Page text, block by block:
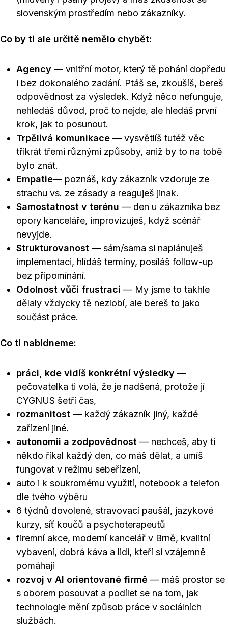
slovenským prostředím nebo zákazníky.
Co by ti ale určitě nemělo chybět:
Agency — vnitřní motor, který tě pohání dopředu
i bez dokonalého zadání. Ptáš se, zkoušíš, bereš
odpovědnost za výsledek. Když něco nefunguje,
nehledáš důvod, proč to nejde, ale hledáš první
krok, jak to posunout.
Trpělivá komunikace — vysvětlíš tutéž věc
třikrát třemi různými způsoby, aniž by to na tobě
bylo znát.
Empatie— poznáš, kdy zákazník vzdoruje ze
strachu vs. ze zásady a reaguješ jinak.
Samostatnost v terénu — den u zákazníka bez
opory kanceláře, improvizuješ, když scénář
nevyjde.
Strukturovanost — sám/sama si naplánuješ
implementaci, hlídáš termíny, posíláš follow-up
bez připomínání.
Odolnost vůči frustraci — My jsme to takhle
dělaly vždycky tě nezlobí, ale bereš to jako
součást práce.
Co ti nabídneme:
práci, kde vidíš konkrétní výsledky —
pečovatelka ti volá, že je nadšená, protože jí
CYGNUS šetří čas,
rozmanitost — každý zákazník jiný, každé
zařízení jiné.
autonomii a zodpovědnost — nechceš, aby ti
někdo říkal každý den, co máš dělat, a umíš
fungovat v režimu sebeřízení,
auto i k soukromému využití, notebook a telefon
dle tvého výběru
6 týdnů dovolené, stravovací paušál, jazykové
kurzy, síť koučů a psychoterapeutů
firemní akce, moderní kancelář v Brně, kvalitní
vybavení, dobrá káva a lidi, kteří si vzájemně
pomáhají
rozvoj v AI orientované firmě — máš prostor se
s oborem posouvat a podílet se na tom, jak
technologie mění způsob práce v sociálních
službách.